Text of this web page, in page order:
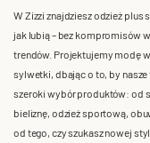
W Zizzi znajdziesz odzież plus
jak lubią – bez kompromisów
trendów. Projektujemy modę
sylwetki, dbając o to, by
szeroki wybór produktów: od
bieliznę, odzież sportową,
od tego, czy szukasz nowej